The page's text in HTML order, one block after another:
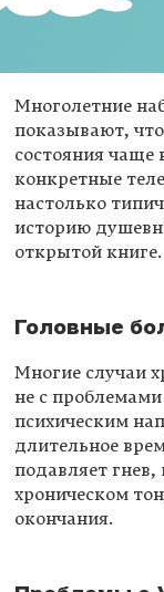
Многолетние
показывают,
состояния чаще
конкретные
настолько
историю
открытой книге.
Головные
Многие случаи
не с
психическим
длительное
подавляет
хроническом
окончания.